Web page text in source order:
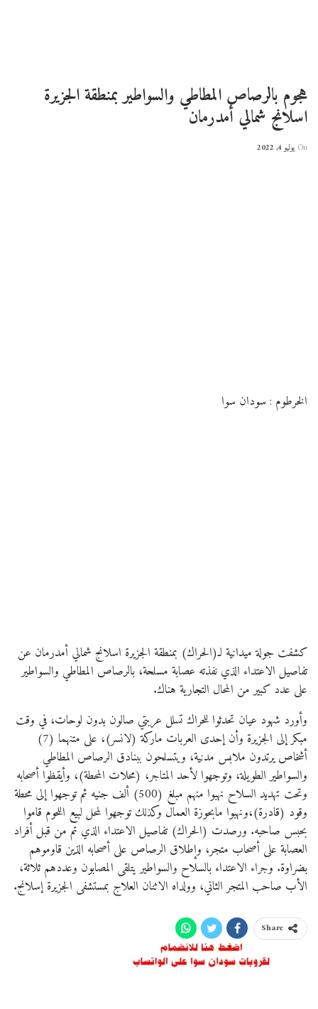
هجوم بالرصاص المطاطي والسواطير بمنطقة الجزيرة
اسلانج شمالي أمدرمان
On يوليو 4, 2022
الخرطوم : سودان سوا
كشفت جولة ميدانية لـ(الحراك) بمنطقة الجزيرة اسلانج شمالي أمدرمان عن
تفاصيل الاعتداء الذي نفذته عصابة مسلحة، بالرصاص المطاطي والسواطير
على عدد كبير من المحال التجارية هناك.
وأورد شهود عيان تحدثوا للحراك تسلل عربتي صالون بدون لوحات، في وقت
مبكر إلى الجزيرة وأن إحدى العربات ماركة (لانسر)، على متنهما (7)
أشخاص يرتدون ملابس مدنية، ويتسلحون ببنادق الرصاص المطاطي
والسواطير الطويلة، وتوجهوا لأحد المتاجر، (محلات المحطة)، وأيقظوا أصحابه
وتحت تهديد السلاح نهبوا منهم مبلغ (500) ألف جنيه ثم توجهوا إلى محطة
وقود (قادرة)،ونهبوا مابحوزة العمال وكذلك توجهوا لمحل لبيع اللحوم قاموا
بحبس صاحبه. ورصدت (الحراك) تفاصيل الاعتداء الذي تم من قبل أفراد
العصابة على أصحاب متجر، وإطلاق الرصاص على أصحابه الذين قاوموهم
بضراوة. وجراء الاعتداء بالسلاح والسواطير يتلقى المصابون وعددهم ثلاثة،
الأب صاحب المتجر الثاني، وولداه الاثنان العلاج بمستشفى الجزيرة إسلانج.
Share